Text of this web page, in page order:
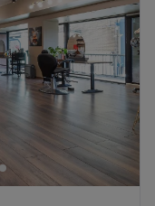
10:00–21:10
10:00 – 21:10
10:00–21:10
bij LadyWax.
of een
de haren
drie tot vier
blijven de haartjes